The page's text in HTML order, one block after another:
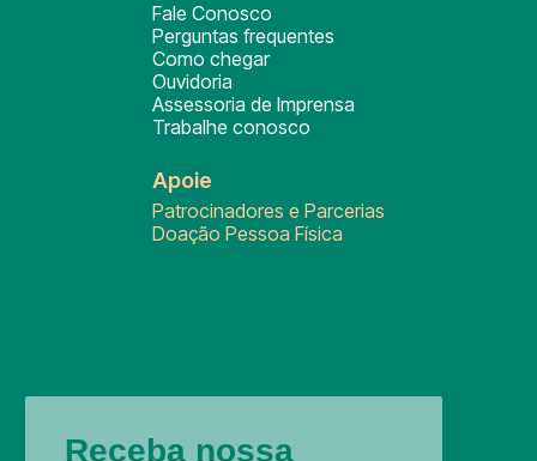
Fale Conosco
Perguntas frequentes
Como chegar
Ouvidoria
Assessoria de Imprensa
Trabalhe conosco
Apoie
Patrocinadores e Parcerias
Doação Pessoa Física